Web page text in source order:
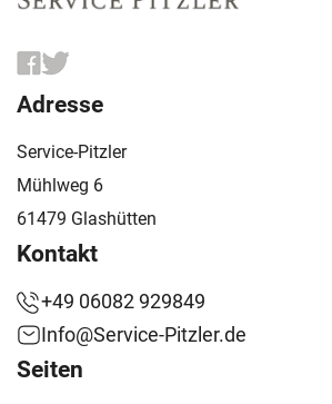
Adresse
Service-Pitzler
Mühlweg 6
61479 Glashütten
Kontakt
+49 06082 929849
Info@Service-Pitzler.de
Seiten